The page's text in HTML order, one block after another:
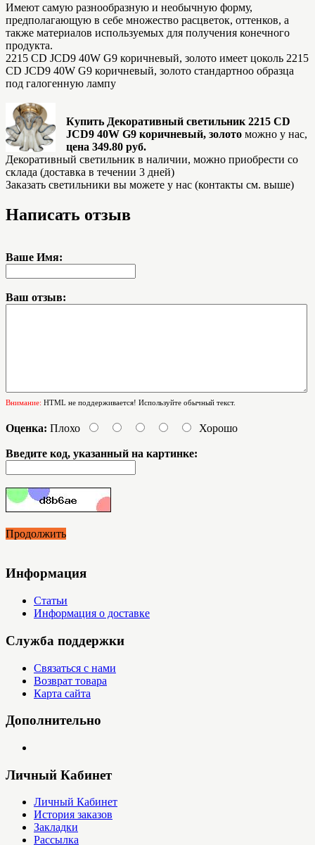
Имеют самую разнообразную и необычную форму,
предполагающую в себе множество расцветок, оттенков, а
также материалов используемых для получения конечного
продукта.
2215 CD JCD9 40W G9 коричневый, золото имеет цоколь 2215
CD JCD9 40W G9 коричневый, золото стандартноо образца
под галогенную лампу
Купить Декоративный светильник 2215 CD
JCD9 40W G9 коричневый, золото можно у нас,
цена 349.80 руб.
Декоративный светильник в наличии, можно приобрести со
склада (доставка в течении 3 дней)
Заказать светильники вы можете у нас (контакты см. выше)
Написать отзыв
Ваше Имя:
Ваш отзыв:
Внимание: HTML не поддерживается! Используйте обычный текст.
Оценка: Плохо Хорошо
Введите код, указанный на картинке:
Продолжить
Информация
Статьи
Информация о доставке
Служба поддержки
Связаться с нами
Возврат товара
Карта сайта
Дополнительно
Личный Кабинет
Личный Кабинет
История заказов
Закладки
Рассылка